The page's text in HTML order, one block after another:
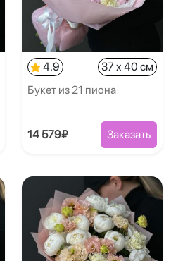
4.9
37 x 40 см
Букет из 21 пиона
14 579₽ Заказать